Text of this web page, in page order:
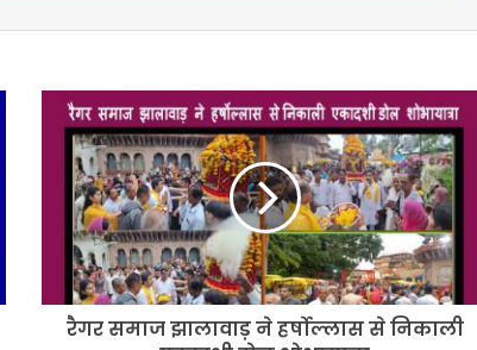
समाज
झालावाड़
हर्षोल्लास
निकाली
एकादशी,डोल
शोभायात्रा
रैगर समाज झालावाड़ ने हर्षोल्लास से निकाली